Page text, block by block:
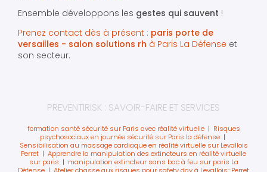
Ensemble développons les gestes qui sauvent !
Prenez contact dès à présent : paris porte de
versailles - salon solutions rh à Paris La Défense et
son secteur.
PREVENTIRISK : SAVOIR-FAIRE ET SERVICES
formation santé sécurité sur Paris avec réalité virtuelle| Risques
psychosociaux en journée sécurité sur Paris la défense |
Sensibilisation au massage cardiaque en réalité virtuelle sur Levallois
Perret | Apprendre la manipulation des extincteurs en réalité virtuelle
sur paris | manipulation extincteur sans bac à feu sur paris La
Défense | Atelier chasse aux risques pour safety day à Levallois-Perret